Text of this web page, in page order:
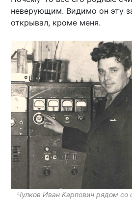
неверующим. Видимо он эту
открывал, кроме меня.
Чулков Иван Карпович рядом со